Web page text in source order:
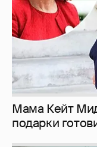
Мама Кейт
подарки